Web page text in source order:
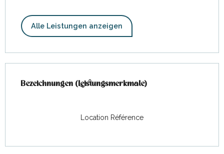
Alle Leistungen anzeigen
Bezeichnungen (Leistungsmerkmale)
Bezeichnungen (Leistungsmerkmale)
Location Référence